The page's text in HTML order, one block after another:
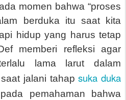
momen bahwa “proses
berduka itu saat kita
hidup yang harus tetap
memberi refleksi agar
lama larut dalam
jalani tahapsuka duka
pemahaman bahwa